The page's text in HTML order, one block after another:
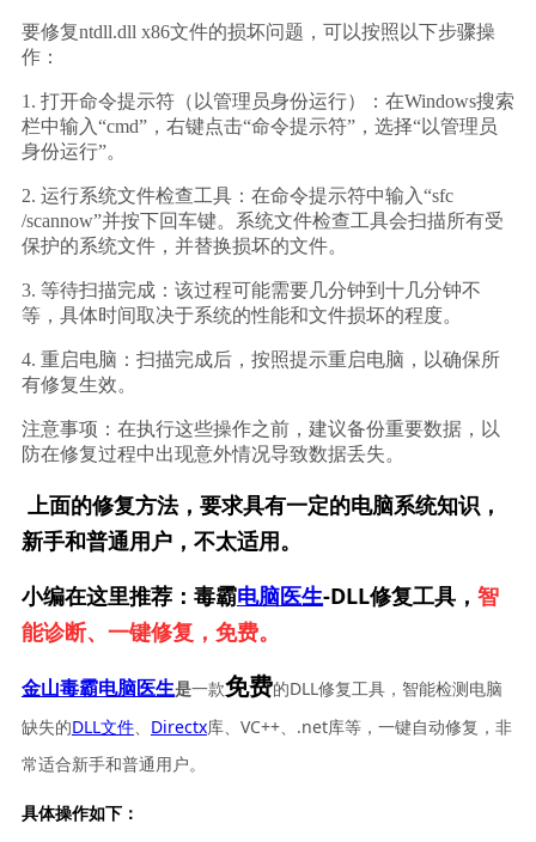
要修复ntdll.dll x86文件的损坏问题，可以按照以下步骤操
作：
1. 打开命令提示符（以管理员身份运行）：在Windows搜索
栏中输入“cmd”，右键点击“命令提示符”，选择“以管理员
身份运行”。
2. 运行系统文件检查工具：在命令提示符中输入“sfc
/scannow”并按下回车键。系统文件检查工具会扫描所有受
保护的系统文件，并替换损坏的文件。
3. 等待扫描完成：该过程可能需要几分钟到十几分钟不
等，具体时间取决于系统的性能和文件损坏的程度。
4. 重启电脑：扫描完成后，按照提示重启电脑，以确保所
有修复生效。
注意事项：在执行这些操作之前，建议备份重要数据，以
防在修复过程中出现意外情况导致数据丢失。
上面的修复方法，要求具有一定的电脑系统知识，
新手和普通用户，不太适用。
小编在这里推荐：毒霸电脑医生-DLL修复工具， 智
能诊断、一键修复，免费。
金山毒霸电脑医生是一款免费的DLL修复工具，智能检测电脑
缺失的DLL文件、 Directx库、VC++、.net库等，一键自动修复，非
常适合新手和普通用户。
具体操作如下：